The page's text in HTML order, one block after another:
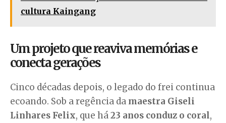
cultura Kaingang
Um projeto que reaviva memórias e
conecta gerações
Cinco décadas depois, o legado do frei continua
ecoando. Sob a regência da maestra Giseli
Linhares Felix, que há23 anos conduz o coral,